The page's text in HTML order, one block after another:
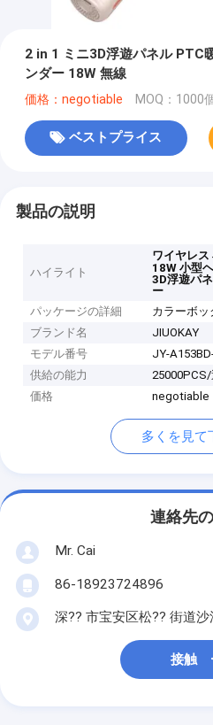
2 in 1 ミニ3D浮遊パネル PTC
ンダー 18W 無線
価格：negotiable MOQ：1000
ベストプライス
製品の説明
ハイライト
ワイヤレ
18W 小型
3D浮遊パ
ー
パッケージの詳細
カラーボ
ブランド名
JIUOKAY
モデル番号
JY-
供給の能力
25000PCS/
価格
negotiable
多くを見て
連絡先
Mr. Cai
86-18923724896
深?? 市宝安区松?? 街道
接触